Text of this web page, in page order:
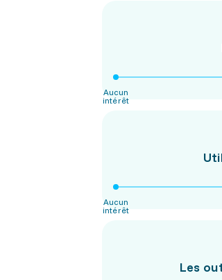
Aucun
intérêt
Aucun
intérêt
Les